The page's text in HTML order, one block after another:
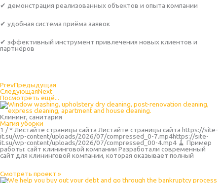
✔ демонстрация реализованных объектов и опыта компании
✔ удобная система приёма заявок
✔ эффективный инструмент привлечения новых клиентов и
партнёров
PrevПредыдущая
СледующаяNext
Посмотреть ещё...
Клининг, санитария
Магия уборки
1 / * Листайте страницы сайта Листайте страницы сайта https://site-
it.su/wp-content/uploads/2026/07/compressed_0-7.mp4https://site-
it.su/wp-content/uploads/2026/07/compressed_00-4.mp4 🧹 Пример
работы: сайт клининговой компании Разработали современный
сайт для клининговой компании, которая оказывает полный
Смотреть проект »